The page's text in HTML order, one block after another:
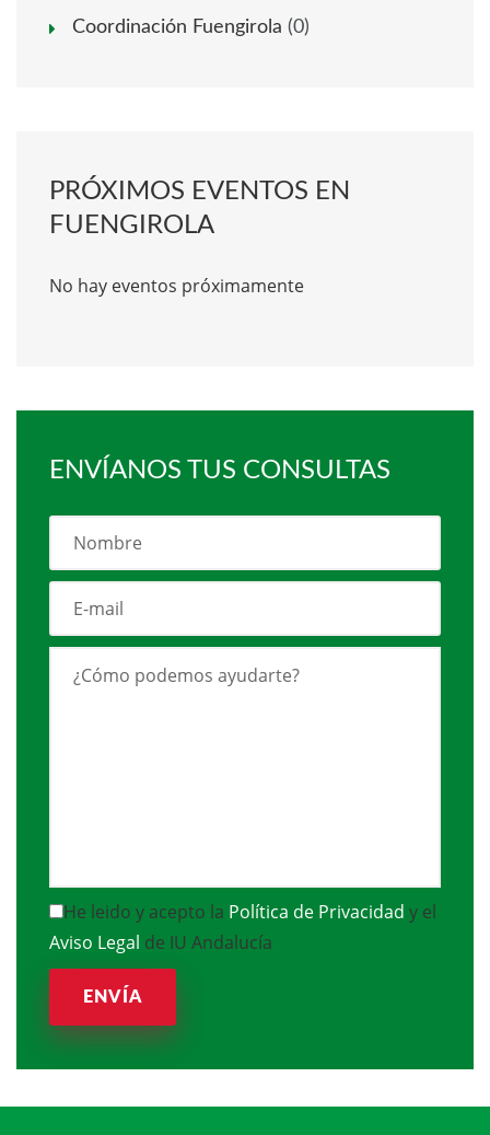
Coordinación Fuengirola (0)
PRÓXIMOS EVENTOS EN
FUENGIROLA
No hay eventos próximamente
ENVÍANOS TUS CONSULTAS
He leido y acepto la Política de Privacidad y el
Aviso Legal de IU Andalucía
ENVÍA